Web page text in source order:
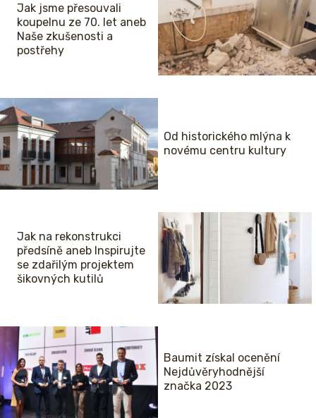
Jak jsme přesouvali
koupelnu ze 70. let aneb
Naše zkušenosti a
postřehy
Od historického mlýna k
novému centru kultury
Jak na rekonstrukci
předsíně aneb Inspirujte
se zdařilým projektem
šikovných kutilů
Baumit získal ocenění
Nejdůvěryhodnější
značka 2023